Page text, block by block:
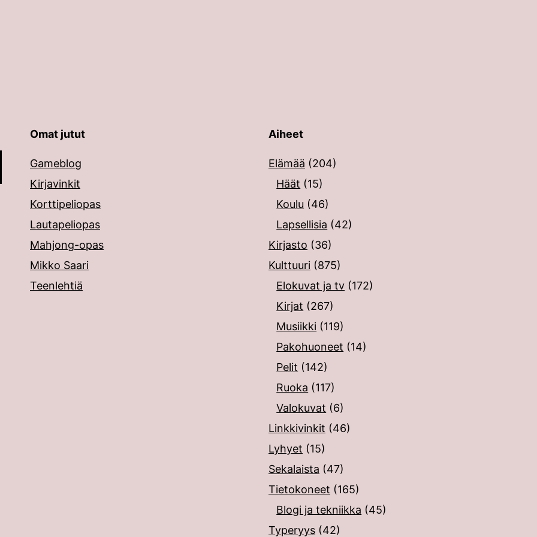
ylös ja alas ja siirtyä halutulle sivulle enterin painalluksella. Kosketusnäytöllisten laitteiden
Omat jutut
Gameblog
Kirjavinkit
Korttipeliopas
Lautapeliopas
Mahjong-opas
Mikko Saari
Teenlehtiä
Aiheet
Elämää (204)
Häät (15)
Koulu (46)
Lapsellisia (42)
Kirjasto (36)
Kulttuuri (875)
Elokuvat ja tv (172)
Kirjat (267)
Musiikki (119)
Pakohuoneet (14)
Pelit (142)
Ruoka (117)
Valokuvat (6)
Linkkivinkit (46)
Lyhyet (15)
Sekalaista (47)
Tietokoneet (165)
Blogi ja tekniikka (45)
Typeryys (42)